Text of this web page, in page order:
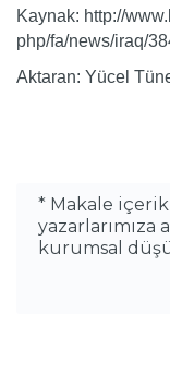
Kaynak: http://
php/fa/news/iraq/
Aktaran: Yücel
* Makale
kurumsal